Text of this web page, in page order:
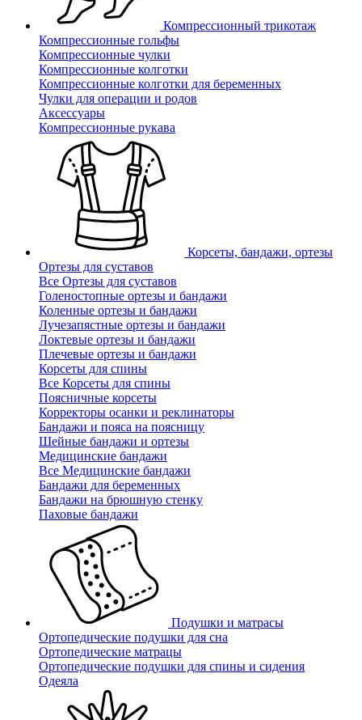
Компрессионный трикотаж
Компрессионные гольфы
Компрессионные чулки
Компрессионные колготки
Компрессионные колготки для беременных
Чулки для операции и родов
Аксессуары
Компрессионные рукава
Корсеты, бандажи, ортезы
Ортезы для суставов
Все Ортезы для суставов
Голеностопные ортезы и бандажи
Коленные ортезы и бандажи
Лучезапястные ортезы и бандажи
Локтевые ортезы и бандажи
Плечевые ортезы и бандажи
Корсеты для спины
Все Корсеты для спины
Поясничные корсеты
Корректоры осанки и реклинаторы
Бандажи и пояса на поясницу
Шейные бандажи и ортезы
Медицинские бандажи
Все Медицинские бандажи
Бандажи для беременных
Бандажи на брюшную стенку
Паховые бандажи
Подушки и матрасы
Ортопедические подушки для сна
Ортопедические матрацы
Ортопедические подушки для спины и сидения
Одеяла